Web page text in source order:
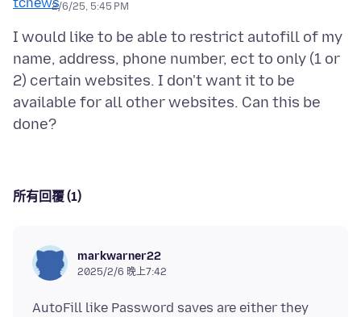
2/6/25, 5:45 PM
I would like to be able to restrict autofill of my
name, address, phone number, ect to only (1 or
2) certain websites. I don't want it to be
available for all other websites. Can this be
所有回覆 (1)
markwarner22
2025/2/6 晚上7:42
AutoFill like Password saves are either they